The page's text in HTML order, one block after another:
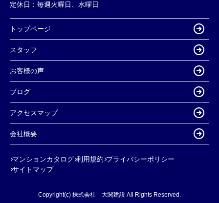
定休日： 毎週火曜日、水曜日
トップページ
スタッフ
お客様の声
ブログ
アクセスマップ
会社概要
マンションカタログ 利用規約 プライバシーポリシー
サイトマップ
Copyright(c) 株式会社 大関建設 All Rights Reserved.